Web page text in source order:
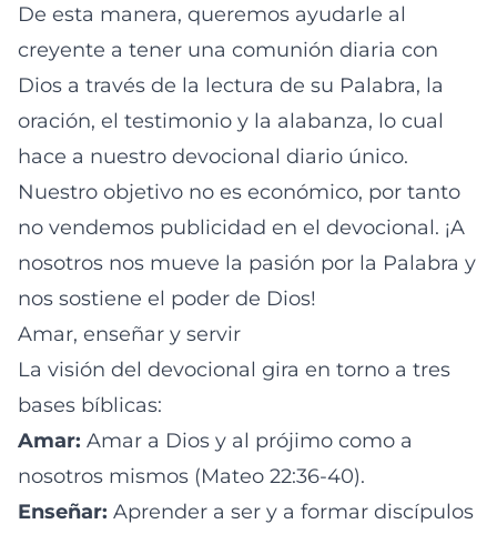
De esta manera, queremos ayudarle al
creyente a tener una comunión diaria con
Dios a través de la lectura de su Palabra, la
oración, el testimonio y la alabanza, lo cual
hace a nuestro devocional diario único.
Nuestro objetivo no es económico, por tanto
no vendemos publicidad en el devocional. ¡A
nosotros nos mueve la pasión por la Palabra y
nos sostiene el poder de Dios!
Amar, enseñar y servir
La visión del devocional gira en torno a tres
bases bíblicas:
Amar: Amar a Dios y al prójimo como a
nosotros mismos (Mateo 22:36-40).
Enseñar: Aprender a ser y a formar discípulos